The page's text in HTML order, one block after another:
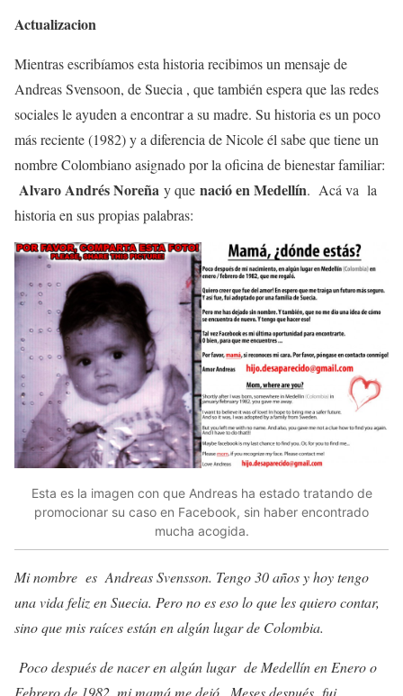
Actualizacion
Mientras escribíamos esta historia recibimos un mensaje de
Andreas Svensoon, de Suecia , que también espera que las redes
sociales le ayuden a encontrar a su madre. Su historia es un poco
más reciente (1982) y a diferencia de Nicole él sabe que tiene un
nombre Colombiano asignado por la oficina de bienestar familiar:
Alvaro Andrés Noreña y que nació en Medellín. Acá va la
historia en sus propias palabras:
Esta es la imagen con que Andreas ha estado tratando de
promocionar su caso en Facebook, sin haber encontrado
mucha acogida.
Mi nombre es Andreas Svensson. Tengo 30 años y hoy tengo
una vida feliz en Suecia. Pero no es eso lo que les quiero contar,
sino que mis raíces están en algún lugar de Colombia.
Poco después de nacer en algún lugar de Medellín en Enero o